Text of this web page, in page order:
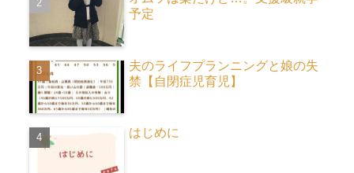
予定
夫のライフプランニングと娘の失
禁【自閉症児育児】
はじめに